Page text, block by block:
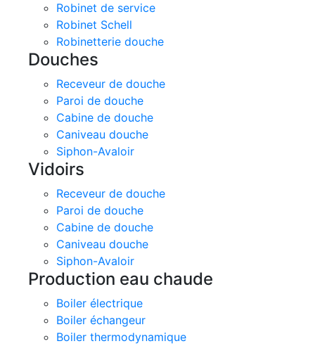
Robinet de service
Robinet Schell
Robinetterie douche
Douches
Receveur de douche
Paroi de douche
Cabine de douche
Caniveau douche
Siphon-Avaloir
Vidoirs
Receveur de douche
Paroi de douche
Cabine de douche
Caniveau douche
Siphon-Avaloir
Production eau chaude
Boiler électrique
Boiler échangeur
Boiler thermodynamique